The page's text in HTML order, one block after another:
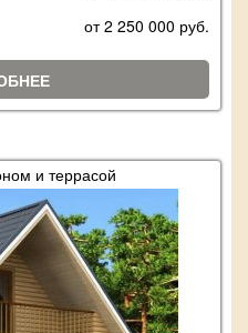
от 2 250 000 руб.
и террасой